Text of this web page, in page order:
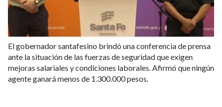
El gobernador santafesino brindó una conferencia de prensa
ante la situación de las fuerzas de seguridad que exigen
mejoras salariales y condiciones laborales. Afirmó que ningún
agente ganará menos de 1.300.000 pesos.